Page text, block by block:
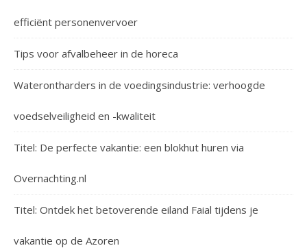
efficiënt personenvervoer
Tips voor afvalbeheer in de horeca
Waterontharders in de voedingsindustrie: verhoogde
voedselveiligheid en -kwaliteit
Titel: De perfecte vakantie: een blokhut huren via
Overnachting.nl
Titel: Ontdek het betoverende eiland Faial tijdens je
vakantie op de Azoren